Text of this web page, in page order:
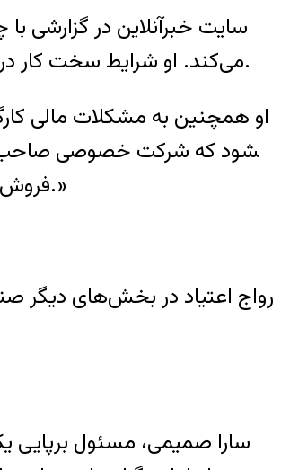
سایت خبرآنلاین در گزارشی
می‌کند. او شرایط سخت کار در معدن را که روزانه ۱۲ ساعت در عمق ۱۳۰ متری زمین است، دلیل تمایل کارگران به مصرف تریاک عنوان کرده است.
فروش نرفتن زغال سنگ اخراج کرده. خوب در این شرایط ، کارگر یک حب تریاک می​زند و بعد بی‌خیال می​رود به عمق زمین.»
رواج اعتیاد در بخش‌های دیگر
سارا صمیمی، مسئول برپایی